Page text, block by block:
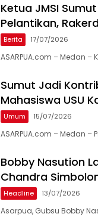
Ketua JMSI
Pelantikan,
Berita 17/07/2026
ASARPUA.com – Medan
Sumut Jadi
Mahasiswa USU
Umum 15/07/2026
ASARPUA.com – Medan
Bobby Nasution
Chandra
Headline 13/07/2026
Asarpua, Gubsu Bobby